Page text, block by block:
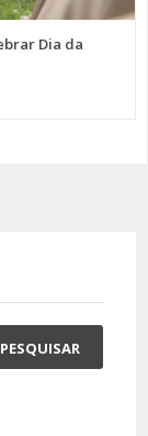
Dia da